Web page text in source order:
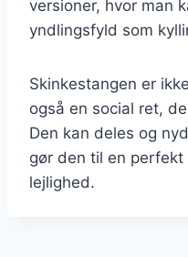
versioner, hvor man
yndlingsfyld som
Skinkestangen er
også en social ret,
Den kan deles og
gør den til en
lejlighed.